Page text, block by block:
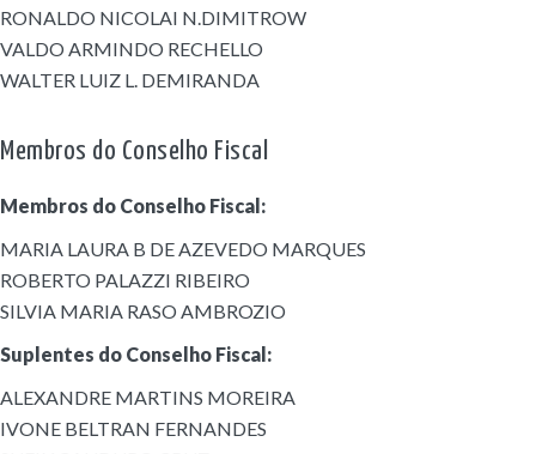
RONALDO NICOLAI N.DIMITROW
VALDO ARMINDO RECHELLO
WALTER LUIZ L. DEMIRANDA
Membros do Conselho Fiscal
Membros do Conselho Fiscal:
MARIA LAURA B DE AZEVEDO MARQUES
ROBERTO PALAZZI RIBEIRO
SILVIA MARIA RASO AMBROZIO
Suplentes do Conselho Fiscal:
ALEXANDRE MARTINS MOREIRA
IVONE BELTRAN FERNANDES